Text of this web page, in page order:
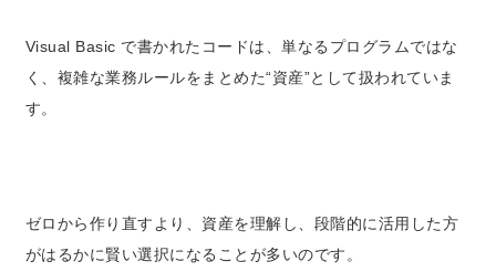
Visual Basic で書かれたコードは、単なるプログラムではな
く、 複雑な業務ルールをまとめた“資産”として扱われていま
す。
ゼロから作り直すより、資産を理解し、段階的に活用した方
がはるかに賢い選択になることが多いのです。